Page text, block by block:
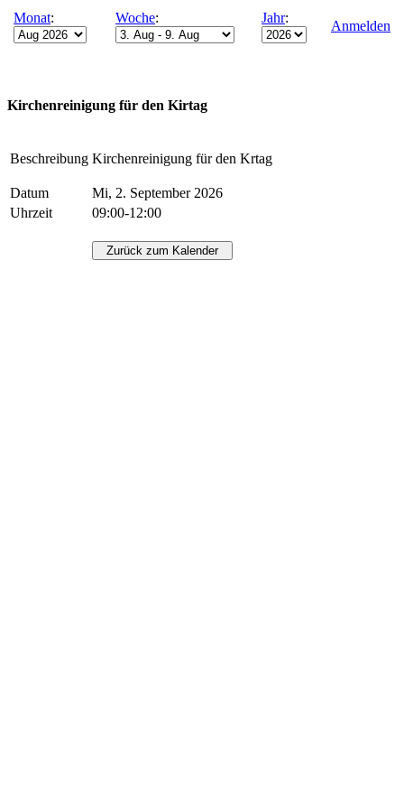
Monat: Woche: Jahr:
Anmelden
Kirchenreinigung für den Kirtag
Beschreibung Kirchenreinigung für den Krtag
Datum
Mi, 2. September 2026
Uhrzeit
09:00-12:00